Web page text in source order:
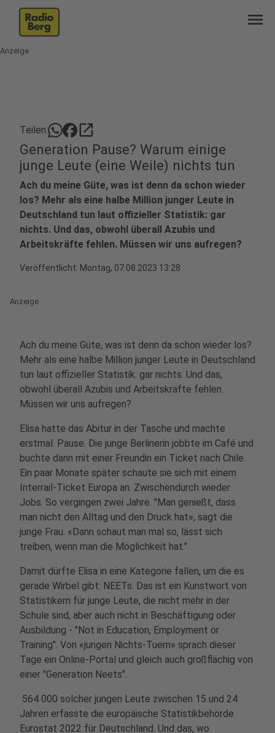
menu
Anzeige
Teilen: open_in_new
Generation Pause? Warum einige
junge Leute (eine Weile) nichts tun
Ach du meine Güte, was ist denn da schon wieder
los? Mehr als eine halbe Million junger Leute in
Deutschland tun laut offizieller Statistik: gar
nichts. Und das, obwohl überall Azubis und
Arbeitskräfte fehlen. Müssen wir uns aufregen?
Veröffentlicht: Montag, 07.08.2023 13:28
Anzeige
Ach du meine Güte, was ist denn da schon wieder los?
Mehr als eine halbe Million junger Leute in Deutschland
tun laut offizieller Statistik: gar nichts. Und das,
obwohl überall Azubis und Arbeitskräfte fehlen.
Müssen wir uns aufregen?
Elisa hatte das Abitur in der Tasche und machte
erstmal: Pause. Die junge Berlinerin jobbte im Café und
buchte dann mit einer Freundin ein Ticket nach Chile.
Ein paar Monate später schaute sie sich mit einem
Interrail-Ticket Europa an. Zwischendurch wieder
Jobs. So vergingen zwei Jahre. "Man genießt, dass
man nicht den Alltag und den Druck hat», sagt die
junge Frau. «Dann schaut man mal so, lässt sich
treiben, wenn man die Möglichkeit hat."
Damit dürfte Elisa in eine Kategorie fallen, um die es
gerade Wirbel gibt: NEETs. Das ist ein Kunstwort von
Statistikern für junge Leute, die nicht mehr in der
Schule sind, aber auch nicht in Beschäftigung oder
Ausbildung - "Not in Education, Employment or
Training". Von «jungen Nichts-Tuern» sprach dieser
Tage ein Online-Portal und gleich auch großflächig von
einer "Generation Neets".
564 000 solcher jungen Leute zwischen 15 und 24
Jahren erfasste die europäische Statistikbehörde
Eurostat 2022 für Deutschland. Und das, wo